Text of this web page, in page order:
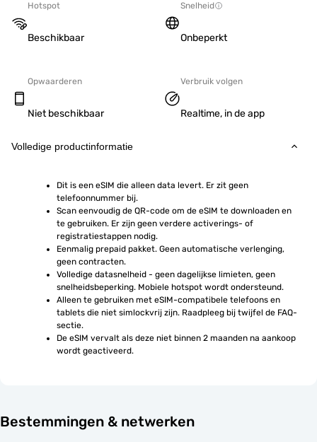
Hotspot
Beschikbaar
Snelheid
Onbeperkt
Opwaarderen
Niet beschikbaar
Verbruik volgen
Realtime, in de app
Volledige productinformatie
Dit is een eSIM die alleen data levert. Er zit geen
telefoonnummer bij.
Scan eenvoudig de QR-code om de eSIM te downloaden en
te gebruiken. Er zijn geen verdere activerings- of
registratiestappen nodig.
Eenmalig prepaid pakket. Geen automatische verlenging,
geen contracten.
Volledige datasnelheid - geen dagelijkse limieten, geen
snelheidsbeperking. Mobiele hotspot wordt ondersteund.
Alleen te gebruiken met eSIM-compatibele telefoons en
tablets die niet simlockvrij zijn. Raadpleeg bij twijfel de FAQ-
sectie.
De eSIM vervalt als deze niet binnen 2 maanden na aankoop
wordt geactiveerd.
Bestemmingen & netwerken